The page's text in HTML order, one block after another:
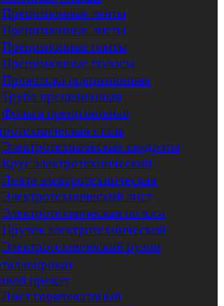
Прецизионные ленты
Прецизионные листы
Прецизионные плиты
Прецизионные полосы
Проволока прецизионная
Труба прецизионная
Фольга прецизионная
сталь
Электротехнические квадраты
Круг электротехнический
Лента электротехническая
Электротехнический лист
Электротехническая полоса
Пруток электротехнический
Электротехнический рулон
прокат
Лист горячекатаный